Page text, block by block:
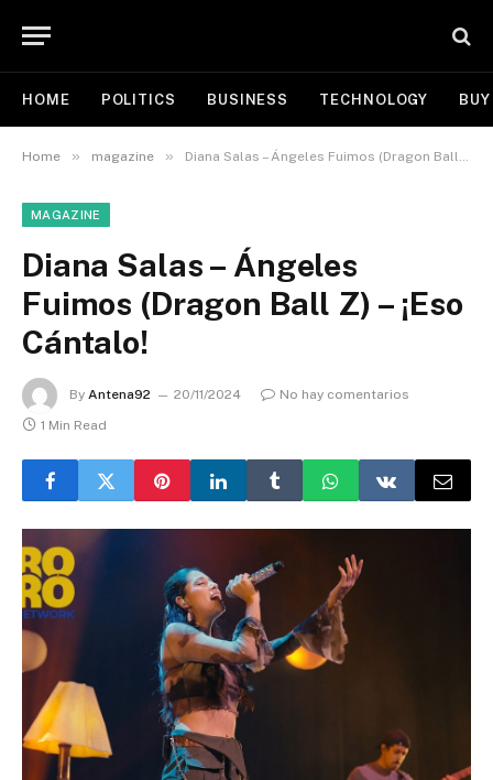
HOME POLITICS BUSINESS TECHNOLOGY
Home » magazine » Diana Salas – Ángeles Fuimos (Dragon Ball Z) – ¡Eso Cántalo!
MAGAZINE
Diana Salas – Ángeles
Fuimos (Dragon Ball Z) – ¡Eso
Cántalo!
By Antena92 20/11/2024
No hay comentarios
1 Min Read